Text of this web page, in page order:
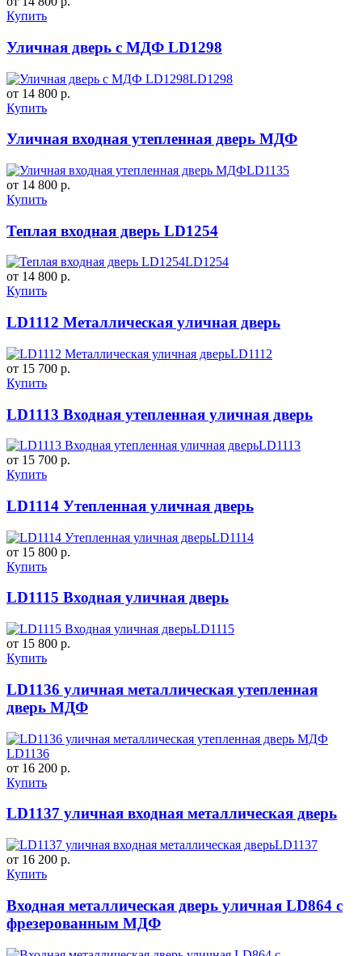
Купить
Уличная дверь с МДФ LD1298
LD1298
от 14 800 р.
Купить
Уличная входная утепленная дверь МДФ
LD1135
от 14 800 р.
Купить
Теплая входная дверь LD1254
LD1254
от 14 800 р.
Купить
LD1112 Металлическая уличная дверь
LD1112
от 15 700 р.
Купить
LD1113 Входная утепленная уличная дверь
LD1113
от 15 700 р.
Купить
LD1114 Утепленная уличная дверь
LD1114
от 15 800 р.
Купить
LD1115 Входная уличная дверь
LD1115
от 15 800 р.
Купить
LD1136 уличная металлическая утепленная
дверь МДФ
LD1136
от 16 200 р.
Купить
LD1137 уличная входная металлическая дверь
LD1137
от 16 200 р.
Купить
Входная металлическая дверь уличная LD864 с
фрезерованным МДФ